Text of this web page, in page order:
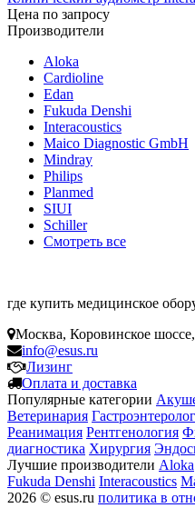
Цена по запросу
Производители
Aloka
Cardioline
Edan
Fukuda Denshi
Interacoustics
Maico Diagnostic GmbH
Mindray
Philips
Planmed
SIUI
Schiller
Смотреть все
где купить медицинское
Москва, Коровинское
info@esus.ru
Лизинг
Оплата и доставка
Популярные категории
Ветеринария
Реанимация Рентгенология
диагностика Хирургия
Лучшие производители Aloka
Fukuda Denshi Interacoustics
2026 © esus.ru политика в